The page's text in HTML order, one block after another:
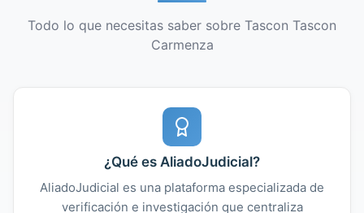
Todo lo que necesitas saber sobre Tascon Tascon
Carmenza
¿Qué es AliadoJudicial?
AliadoJudicial es una plataforma especializada de
verificación e investigación que centraliza